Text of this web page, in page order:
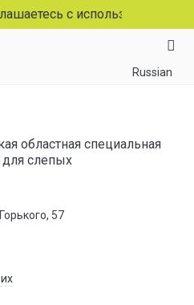
с использованием файлов
Russian
областная специальная
для слепых
57